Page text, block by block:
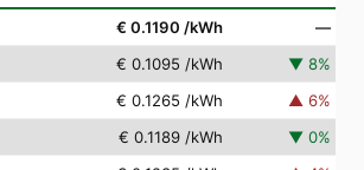
€ 0.1190 /kWh
—
€ 0.1095 /kWh ▼ 8%
€ 0.1265 /kWh ▲ 6%
€ 0.1189 /kWh ▼ 0%